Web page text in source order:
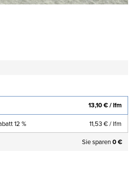
13,10 €/ lfm
12 % 11,53 €/ lfm
Sie sparen0 €